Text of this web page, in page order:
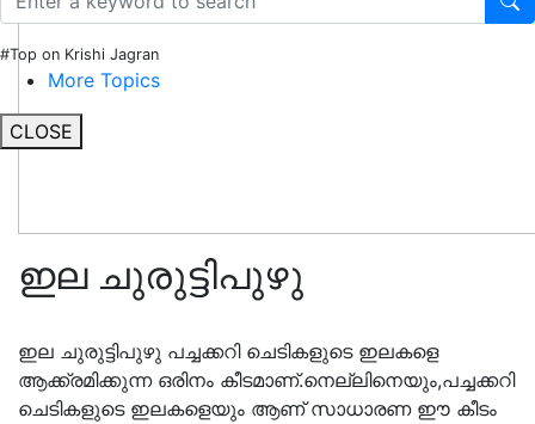
#Top on Krishi Jagran
More Topics
CLOSE
ഇല ചുരുട്ടിപുഴു
ഇല ചുരുട്ടിപുഴു പച്ചക്കറി ചെടികളുടെ ഇലകളെ
ആക്ക്രമിക്കുന്ന ഒരിനം കീടമാണ്‌.നെല്ലിനെയും,പച്ചക്കറി
ചെടികളുടെ ഇലകളെയും ആണ് സാധാരണ ഈ കീടം